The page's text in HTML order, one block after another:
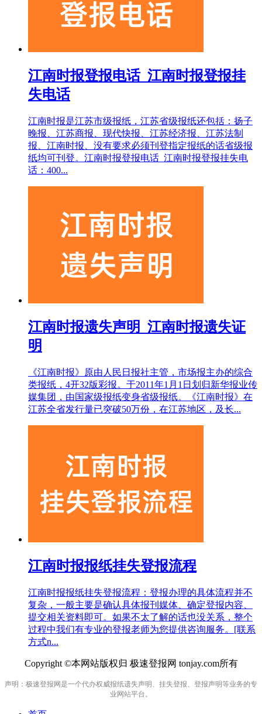
江南时报登报电话_江南时报登报挂
失电话
江南时报是江苏市级报纸，江苏省级报纸还包括：扬子
晚报、江苏商报、现代快报、江苏经济报、江苏法制
报、江南时报、没有要求必须刊登指定报纸的话省级报
纸均可刊登。江南时报登报电话_江南时报登报挂失电
话：400...
江南时报遗失声明_江南时报遗失证
明
《江南时报》原由人民日报社主管，市场报主办的综合
类报纸，4开32版彩报。于2011年1月1日划归新华报业传
媒集团，由国家级报纸变身省级报纸。《江南时报》在
江苏全省发行量已突破50万份，在江苏地区，及长...
江南时报报纸挂失登报流程
江南时报报纸挂失登报流程：登报办理的具体流程并不
复杂，一般主要是确认具体报刊媒体、确定登报内容、
提交相关资料即可。如果不太了解的话也没关系，整个
过程中我们有专业的登报老师为您提供咨询服务。[联系
方式n...
Copyright ©本网站版权归 极速登报网 tonjay.com所有
声明：极速登报网是一个代办权威报纸遗失声明、挂失登报、登报声明等业务的专
业网站平台。